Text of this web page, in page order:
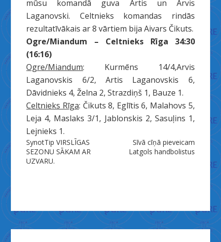
mūsu komandā guva Artis un Arvis
Laganovski. Celtnieks komandas rindās
rezultatīvākais ar 8 vārtiem bija Aivars Čikuts.
Ogre/Miandum – Celtnieks Rīga 34:30
(16:16)
Ogre/Miandum: Kurmēns 14/4,Arvis
Laganovskis 6/2, Artis Laganovskis 6,
Dāvidnieks 4, Želna 2, Strazdiņš 1, Bauze 1.
Celtnieks Rīga: Čikuts 8, Eglītis 6, Malahovs 5,
Leja 4, Maslaks 3/1, Jablonskis 2, Sasuļins 1,
Lejnieks 1.
Ziņu
izvēlne
SynotTip VIRSLĪGAS
SEZONU SĀKAM AR
UZVARU.
Sīvā cīņā pieveicam
Latgols handbolistus